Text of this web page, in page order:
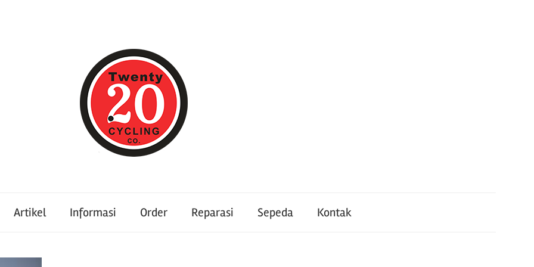
Artikel Informasi Order Reparasi Sepeda Kontak